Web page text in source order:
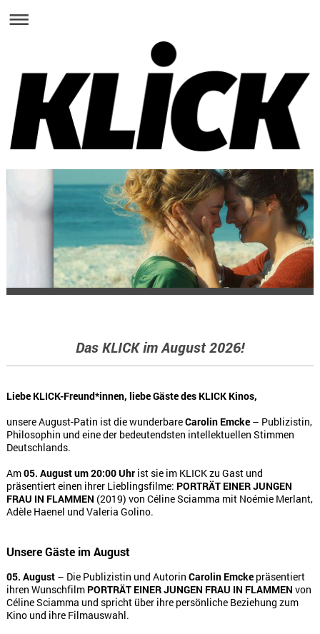
Das KLICK im August 2026!
Liebe KLICK-Freund*innen, liebe Gäste des KLICK Kinos,
unsere August-Patin ist die wunderbareCarolin Emcke– Publizistin,
Philosophin und eine der bedeutendsten intellektuellen Stimmen
Deutschlands.
Am05. August um 20:00 Uhrist sie im KLICK zu Gast und
präsentiert einen ihrer Lieblingsfilme: PORTRÄT EINER JUNGEN
FRAU IN FLAMMEN (2019) von Céline Sciamma mit Noémie Merlant,
Adèle Haenel und Valeria Golino.
Unsere Gäste im August
05. August– Die Publizistin und Autorin Carolin Emckepräsentiert
ihren Wunschfilm PORTRÄT EINER JUNGEN FRAU IN FLAMMEN von
Céline Sciamma und spricht über ihre persönliche Beziehung zum
Kino und ihre Filmauswahl.